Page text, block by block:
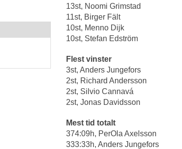
13st, Noomi Grimstad
11st, Birger Fält
10st, Menno Dijk
10st, Stefan Edström
Flest vinster
3st, Anders Jungefors
2st, Richard Andersson
2st, Silvio Cannavá
2st, Jonas Davidsson
Mest tid totalt
374:09h, PerOla Axelsson
333:33h, Anders Jungefors